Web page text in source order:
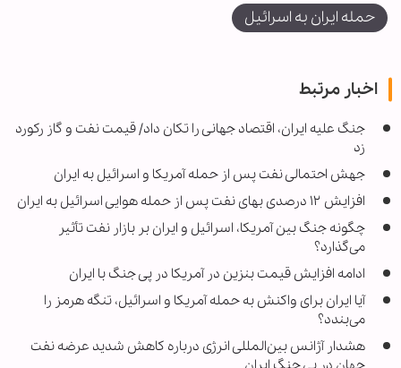
حمله ایران به اسرائیل
اخبار مرتبط
جنگ علیه ایران، اقتصاد جهانی را تکان داد/ قیمت نفت و گاز رکورد
زد
جهش احتمالی نفت پس از حمله آمریکا و اسرائیل به ایران
افزایش ۱۲ درصدی بهای نفت پس از حمله هوایی اسرائیل به ایران
چگونه جنگ بین آمریکا، اسرائیل و ایران بر بازار نفت تأثیر
می‌گذارد؟
ادامه افزایش قیمت بنزین در آمریکا در پی جنگ با ایران
آیا ایران برای واکنش به حمله آمریکا و اسرائیل، تنگه هرمز را
می‌بندد؟
هشدار آژانس بین‌المللی انرژی درباره کاهش شدید عرضه نفت